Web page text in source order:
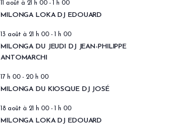
11 août à 21 h 00 - 1 h 00
MILONGA LOKA DJ EDOUARD
13 août à 21 h 00 - 1 h 00
MILONGA DU JEUDI DJ JEAN-PHILIPPE
ANTOMARCHI
17 h 00 - 20 h 00
MILONGA DU KIOSQUE DJ JOSÉ
18 août à 21 h 00 - 1 h 00
MILONGA LOKA DJ EDOUARD